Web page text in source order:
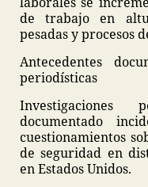
de trabajo en
pesadas y procesos
Antecedentes
periodísticas
Investigaciones
documentado
cuestionamientos
de seguridad en
en Estados Unidos.